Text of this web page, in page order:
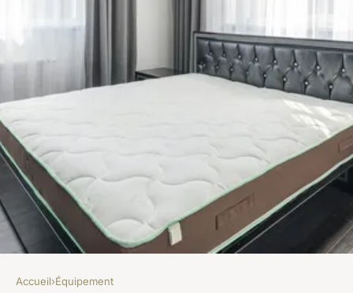
Accueil›Équipement